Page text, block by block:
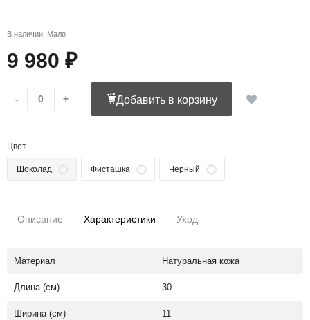
В наличии: Мало
9 980 ₽
- + Добавить в корзину
Цвет
Шоколад Фисташка Черный
Описание Характеристики Уход
Материал Натуральная кожа
Длина (см) 30
Ширина (см) 11